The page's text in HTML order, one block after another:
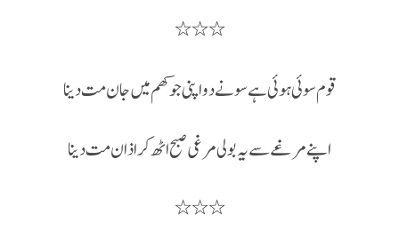
٭٭٭
قوم سوئی ہوئی ہے سونے دو اپنی جوکھم میں جان مت دینا
اپنے مرغے سے یہ بولی مرغی صبح اٹھ کر اذان مت دینا
٭٭٭